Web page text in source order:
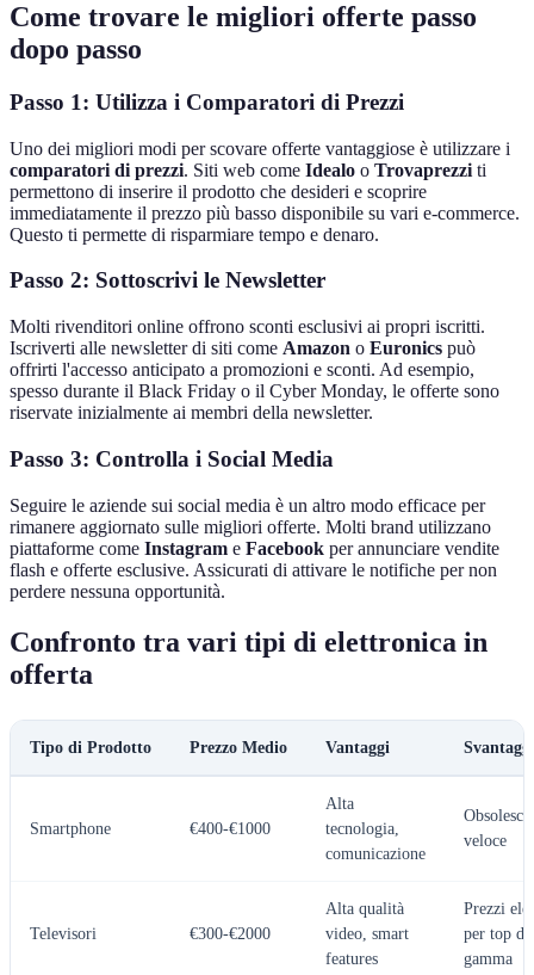
Come trovare le migliori offerte passo
dopo passo
Passo 1: Utilizza i Comparatori di Prezzi
Uno dei migliori modi per scovare offerte vantaggiose è utilizzare i
comparatori di prezzi. Siti web come Idealo o Trovaprezzi ti
permettono di inserire il prodotto che desideri e scoprire
immediatamente il prezzo più basso disponibile su vari e-commerce.
Questo ti permette di risparmiare tempo e denaro.
Passo 2: Sottoscrivi le Newsletter
Molti rivenditori online offrono sconti esclusivi ai propri iscritti.
Iscriverti alle newsletter di siti come Amazon o Euronics può
offrirti l'accesso anticipato a promozioni e sconti. Ad esempio,
spesso durante il Black Friday o il Cyber Monday, le offerte sono
riservate inizialmente ai membri della newsletter.
Passo 3: Controlla i Social Media
Seguire le aziende sui social media è un altro modo efficace per
rimanere aggiornato sulle migliori offerte. Molti brand utilizzano
piattaforme come Instagram e Facebook per annunciare vendite
flash e offerte esclusive. Assicurati di attivare le notifiche per non
perdere nessuna opportunità.
Confronto tra vari tipi di elettronica in
offerta
Tipo di Prodotto Prezzo Medio Vantaggi Svantaggi
Smartphone €400-€1000
Alta
tecnologia,
comunicazione
veloce
Televisori €300-€2000
Alta qualità
video, smart
features
Prezzi
per top di
gamma